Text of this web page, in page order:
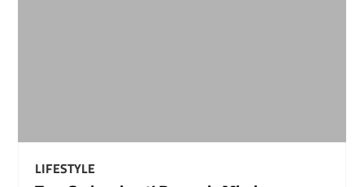
LIFESTYLE